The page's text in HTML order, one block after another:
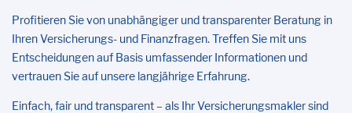
Profitieren Sie von unabhängiger und transparenter Beratung in
Ihren Versicherungs- und Finanzfragen.Treffen Sie mit uns
Entscheidungen auf Basis umfassender Informationen und
vertrauen Sie auf unsere langjährige Erfahrung.
Einfach, fair und transparent – als Ihr Versicherungsmakler sind